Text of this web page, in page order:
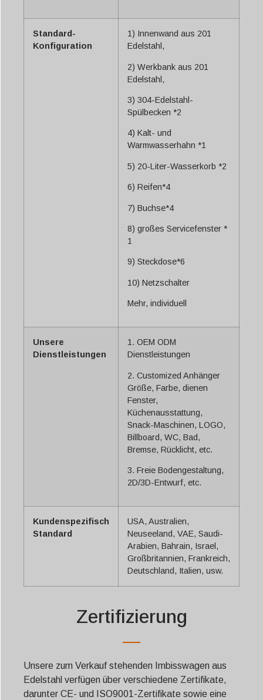
Standard-
Konfiguration
1) Innenwand aus 201
Edelstahl,
2) Werkbank aus 201
Edelstahl,
3) 304-Edelstahl-
Spülbecken *2
4) Kalt- und
Warmwasserhahn *1
5) 20-Liter-Wasserkorb *2
6) Reifen*4
7) Buchse*4
8) großes Servicefenster *
1
9) Steckdose*6
10) Netzschalter
Mehr, individuell
Unsere
Dienstleistungen
1. OEM ODM
Dienstleistungen
2. Customized Anhänger
Größe, Farbe, dienen
Fenster,
Küchenausstattung,
Snack-Maschinen, LOGO,
Billboard, WC, Bad,
Bremse, Rücklicht, etc.
3. Freie Bodengestaltung,
2D/3D-Entwurf, etc.
Kundenspezifisch
Standard
USA, Australien,
Neuseeland, VAE, Saudi-
Arabien, Bahrain, Israel,
Großbritannien, Frankreich,
Deutschland, Italien, usw.
Zertifizierung
Unsere zum Verkauf stehenden Imbisswagen aus
Edelstahl verfügen über verschiedene Zertifikate,
darunter CE- und ISO9001-Zertifikate sowie eine